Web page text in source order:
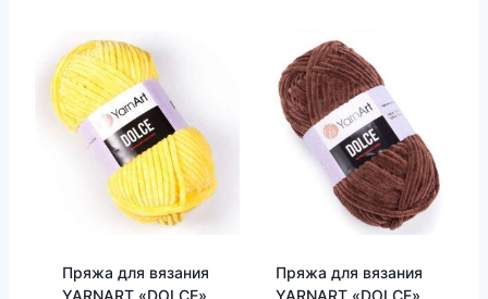
Пряжа для вязания
YARNART «DOLCE»
Пряжа для вязания
YARNART «DOLCE»